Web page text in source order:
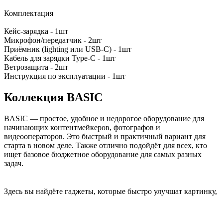
Комплектация
Кейс-зарядка - 1шт
Микрофон/передатчик - 2шт
Приёмник (lighting или USB-C) - 1шт
Кабель для зарядки Type-C - 1шт
Ветрозащита - 2шт
Инструкция по эксплуатации - 1шт
Коллекция BASIC
BASIC — простое, удобное и недорогое оборудование для
начинающих контентмейкеров, фотографов и
видеооператоров. Это быстрый и практичный вариант для
старта в новом деле. Также отлично подойдёт для всех, кто
ищет базовое бюджетное оборудование для самых разных
задач.
Здесь вы найдёте гаджеты, которые быстро улучшат картинку,